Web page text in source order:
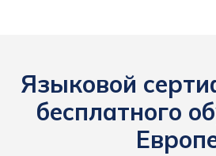
Языковой
бесплатного